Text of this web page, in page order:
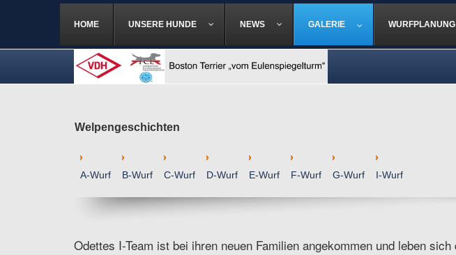
HOME UNSERE HUNDE NEWS GALERIE WURFPLANUNG
Welpengeschichten
A-Wurf B-Wurf C-Wurf D-Wurf E-Wurf F-Wurf G-Wurf I-Wurf
Odettes I-Team ist bei ihren neuen Familien angekommen und leben